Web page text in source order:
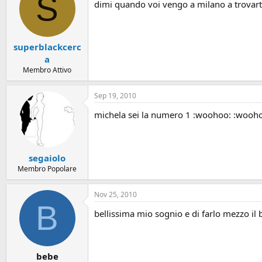
S
superblackcerc
a
Membro Attivo
dimi quando voi vengo a milano a
segaiolo
Membro Popolare
Sep 19, 2010
michela sei la numero 1 :woohoo:
B
bebe
Nov 25, 2010
bellissima mio sognio e di farlo mezzo il